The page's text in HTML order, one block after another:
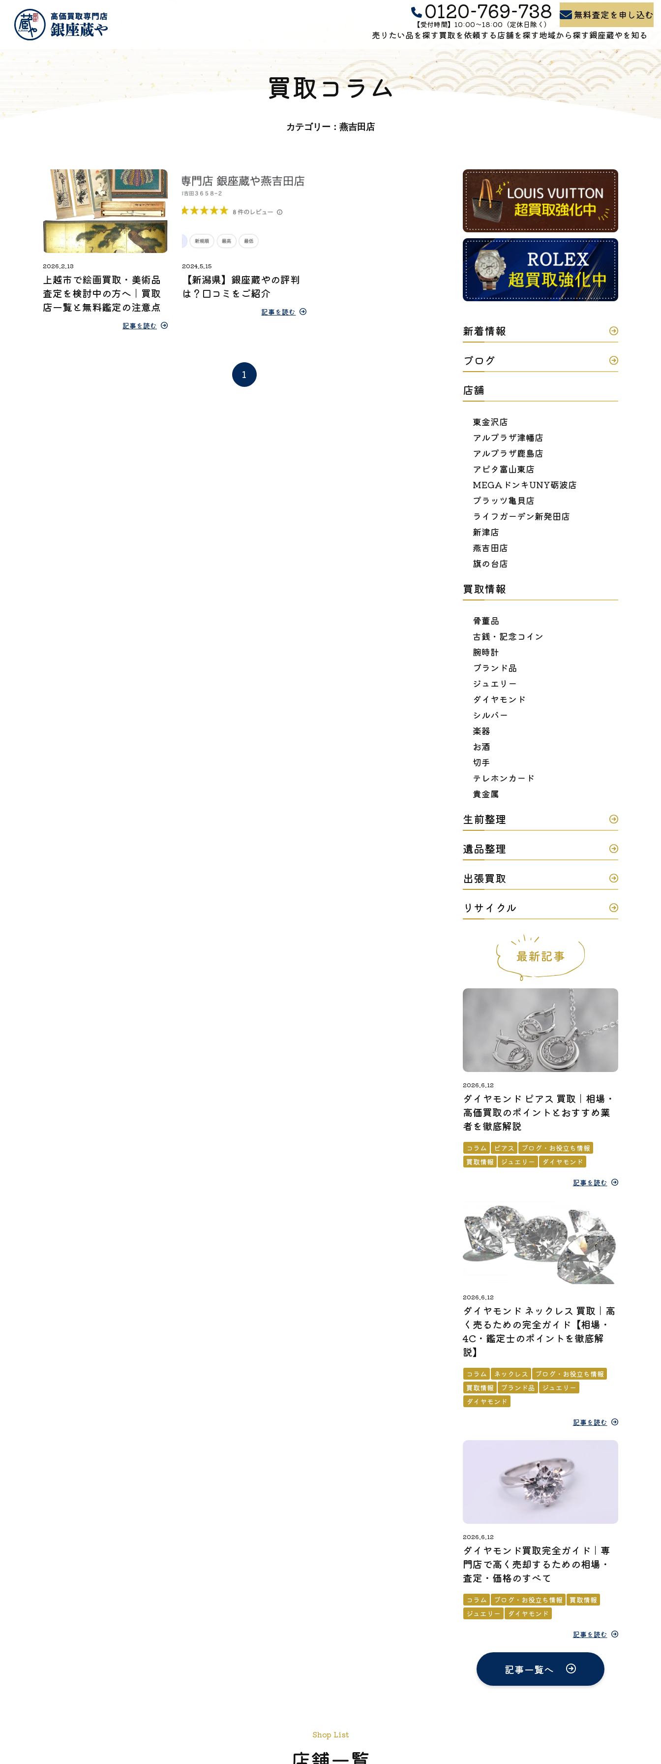
0120-769-738
【受付時間】10:00〜18:00（定休日除く）
無料査定を申し込む
売りたい品を探す買取を依頼する
買取の流れ
出張買取
店舗を探す地域から探す
石川県の買取
富山県の買取
新潟県の買取
銀座蔵やを知る
よくある質問
買取コラム
会社概要
買取コラム
カテゴリー：燕吉田店
2026.2.13
上越市で絵画買取・美術品
査定を検討中の方へ｜買取
店一覧と無料鑑定の注意点
記事を読む
2024.5.15
【新潟県】銀座蔵やの評判
は？口コミをご紹介
記事を読む
1
新着情報
ブログ
店舗
東金沢店
アルプラザ津幡店
アルプラザ鹿島店
アピタ富山東店
MEGAドンキUNY砺波店
プラッツ亀貝店
ライフガーデン新発田店
新津店
燕吉田店
旗の台店
買取情報
骨董品
古銭・記念コイン
腕時計
ブランド品
ジュエリー
ダイヤモンド
シルバー
楽器
お酒
切手
テレホンカード
貴金属
生前整理
遺品整理
出張買取
リサイクル
2026.6.12
ダイヤモンド ピアス 買取｜相場・
高価買取のポイントとおすすめ業
者を徹底解説
コラム ピアス
ブログ・お役立ち情報
買取情報
ジュエリー ダイヤモンド
記事を読む
2026.6.12
ダイヤモンド ネックレス 買取｜高
く売るための完全ガイド【相場・
4C・鑑定士のポイントを徹底解
説】
コラム ネックレス
ブログ・お役立ち情報
買取情報
ブランド品
ジュエリー
ダイヤモンド
記事を読む
2026.6.12
ダイヤモンド買取完全ガイド｜専
門店で高く売却するための相場・
査定・価格のすべて
コラム ブログ・お役立ち情報
買取情報
ジュエリー
ダイヤモンド
記事を読む
記事一覧へ
Shop List